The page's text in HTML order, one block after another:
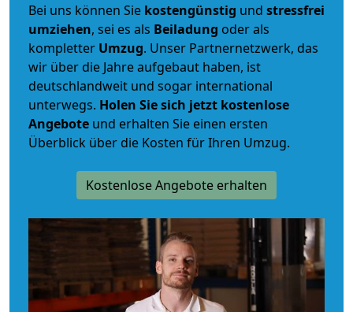
Bei uns können Sie kostengünstig und stressfrei
umziehen, sei es als Beiladung oder als
kompletter Umzug. Unser Partnernetzwerk, das
wir über die Jahre aufgebaut haben, ist
deutschlandweit und sogar international
unterwegs. Holen Sie sich jetzt kostenlose
Angebote und erhalten Sie einen ersten
Überblick über die Kosten für Ihren Umzug.
Kostenlose Angebote erhalten